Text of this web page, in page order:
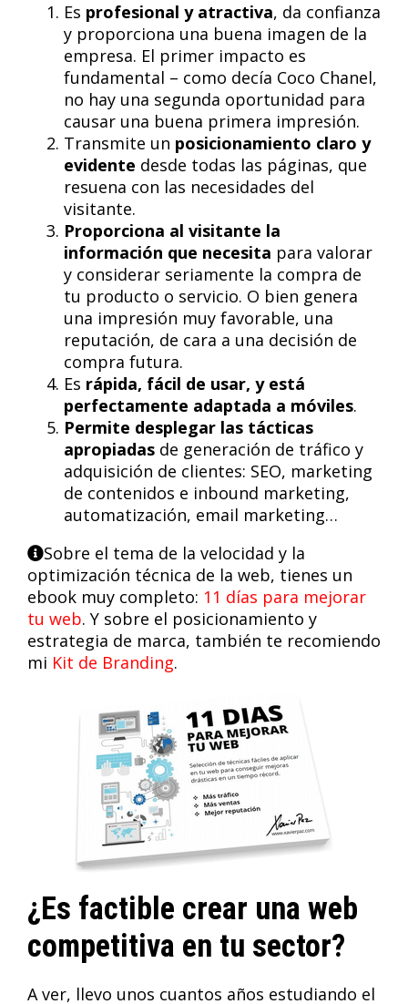
Es profesional y atractiva, da confianza
y proporciona una buena imagen de la
empresa. El primer impacto es
fundamental – como decía Coco Chanel,
no hay una segunda oportunidad para
causar una buena primera impresión.
Transmite un posicionamiento claro y
evidente desde todas las páginas, que
resuena con las necesidades del
visitante.
Proporciona al visitante la
información que necesita para valorar
y considerar seriamente la compra de
tu producto o servicio. O bien genera
una impresión muy favorable, una
reputación, de cara a una decisión de
compra futura.
Es rápida, fácil de usar, y está
perfectamente adaptada a móviles.
Permite desplegar las tácticas
apropiadas de generación de tráfico y
adquisición de clientes: SEO, marketing
de contenidos e inbound marketing,
automatización, email marketing…
Sobre el tema de la velocidad y la
optimización técnica de la web, tienes un
ebook muy completo: 11 días para mejorar
tu web. Y sobre el posicionamiento y
estrategia de marca, también te recomiendo
mi Kit de Branding.
¿Es factible crear una web
competitiva en tu sector?
A ver, llevo unos cuantos años estudiando el